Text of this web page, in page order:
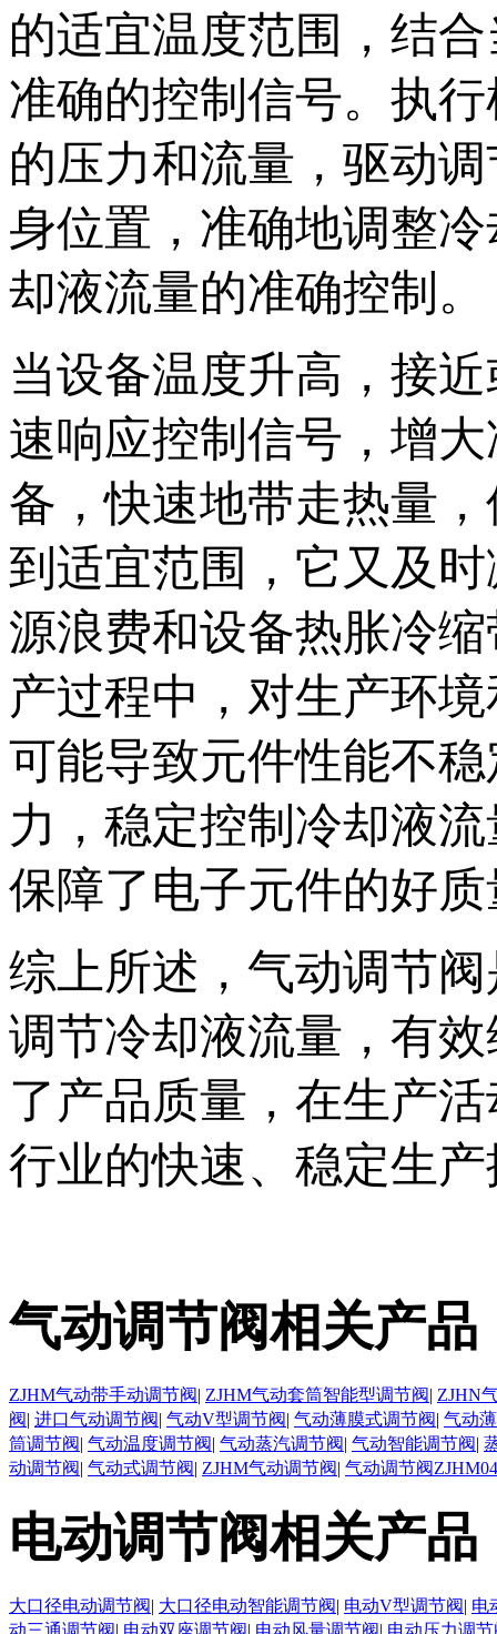
的适宜温度范围，结
准确的控制信号。执
的压力和流量，驱动
身位置，准确地调整
却液流量的准确控制。
当设备温度升高，接
速响应控制信号，增
备，快速地带走热量
到适宜范围，它又及
源浪费和设备热胀冷
产过程中，对生产环
可能导致元件性能不
力，稳定控制冷却液
保障了电子元件的好
综上所述，气动调节
调节冷却液流量，有
了产品质量，在生产
行业的快速、稳定生
气动调节阀相关产品
ZJHM气动带手动调节阀| ZJHM气动套筒智能型调节阀| ZJHN
阀| 进口气动调节阀| 气动V型调节阀| 气动薄膜式调节阀| 气动
筒调节阀| 气动温度调节阀| 气动蒸汽调节阀| 气动智能调节阀|
动调节阀| 气动式调节阀| ZJHM气动调节阀| 气动调节阀ZJHM04
电动调节阀相关产品
大口径电动调节阀| 大口径电动智能调节阀| 电动V型调节阀| 电
动三通调节阀| 电动双座调节阀| 电动风量调节阀| 电动压力调节